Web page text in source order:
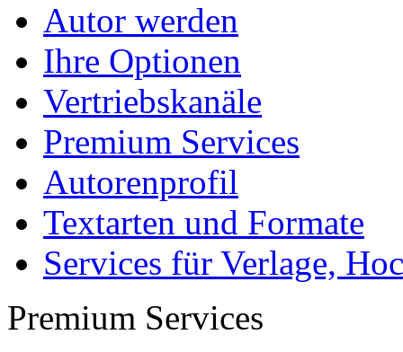
Autor werden
Ihre Optionen
Vertriebskanäle
Premium Services
Autorenprofil
Textarten und Formate
Services für Verlage,
Premium Services